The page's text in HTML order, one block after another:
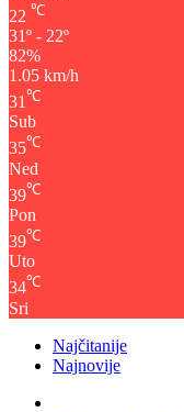
22 ℃
31º - 22º
82%
1.05 km/h
31℃
Sub
35℃
Ned
39℃
Pon
39℃
Uto
34℃
Sri
Najčitanije
Najnovije